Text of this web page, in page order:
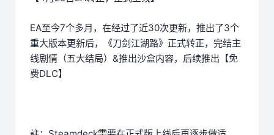
EA至今7个多月，在经过了近30次更新，推出了3个
重大版本更新后，《刀剑江湖路》正式转正，完结主
线剧情（五大结局）&推出沙盒内容，后续推出【免
费DLC】